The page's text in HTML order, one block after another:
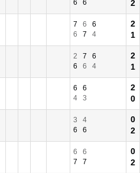
6
6
2
7 6
6
6
7 4
2
1
2 7
6
6
6 4
2
1
6
6
4
3
2
0
3
4
6
6
0
2
6
6
7
7
0
2